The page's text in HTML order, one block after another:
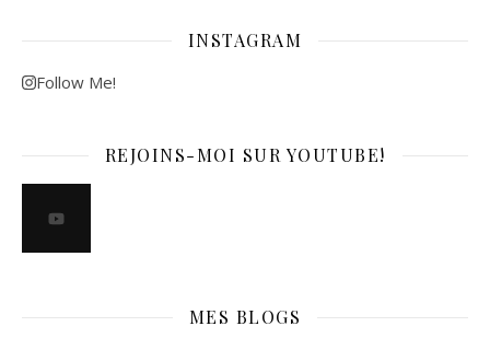
INSTAGRAM
Follow Me!
REJOINS-MOI SUR YOUTUBE!
MES BLOGS